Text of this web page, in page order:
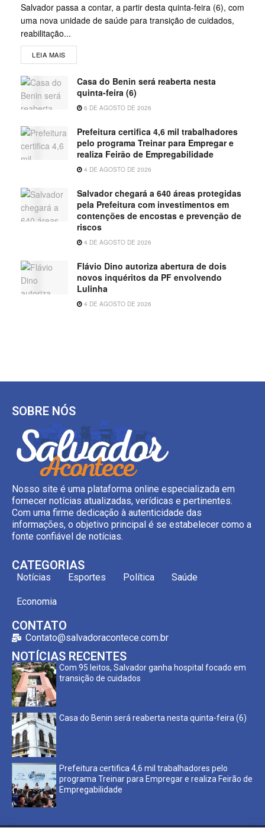
Salvador passa a contar, a partir desta quinta-feira (6), com
uma nova unidade de saúde para transição de cuidados,
reabilitação...
LEIA MAIS
Casa do Benin será reaberta nesta
quinta-feira (6)
6 DE AGOSTO DE 2026
Prefeitura certifica 4,6 mil trabalhadores
pelo programa Treinar para Empregar e
realiza Feirão de Empregabilidade
4 DE AGOSTO DE 2026
Salvador chegará a 640 áreas protegidas
pela Prefeitura com investimentos em
contenções de encostas e prevenção de
riscos
4 DE AGOSTO DE 2026
Flávio Dino autoriza abertura de dois
novos inquéritos da PF envolvendo
Lulinha
4 DE AGOSTO DE 2026
SOBRE NÓS
Nosso site é uma plataforma online especializada em
fornecer notícias atualizadas, verídicas e pertinentes.
Com uma firme dedicação à autenticidade das
informações, o objetivo principal é se estabelecer como a
fonte confiável de notícias.
CATEGORIAS
Notícias Esportes Política Saúde
Economia
CONTATO
Contato@salvadoracontece.com.br
NOTÍCIAS RECENTES
Com 95 leitos, Salvador ganha hospital focado em
transição de cuidados
Casa do Benin será reaberta nesta quinta-feira (6)
Prefeitura certifica 4,6 mil trabalhadores pelo
programa Treinar para Empregar e realiza Feirão de
Empregabilidade